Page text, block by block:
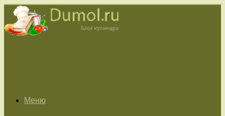
Меню